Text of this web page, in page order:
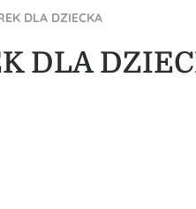
DLA DZIECKA
DLA